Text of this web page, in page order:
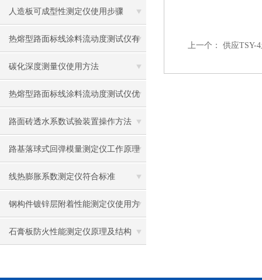
应用
人造板可成型性测定仪使用步骤
热熔型路面标线涂料流动度测试仪有
什么用？
碳化深度测量仪使用方法
热熔型路面标线涂料流动度测试仪优
势
路面砖透水系数试验装置操作方法
路基落球式回弹模量测定仪工作原理
及使用方法
线热膨胀系数测定仪符合标准
钢构件镀锌层附着性能测定仪使用方
法
石膏板防火性能测定仪原理及结构
上一个： 供应TSY-